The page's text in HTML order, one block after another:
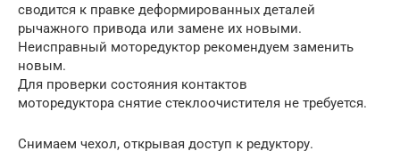
сводится к правке деформированных деталей
рычажного привода или замене их новыми.
Неисправный моторедуктор рекомендуем заменить
новым.
Для проверки состояния контактов
моторедуктора снятие стеклоочистителя не требуется.
Снимаем чехол, открывая доступ к редуктору.